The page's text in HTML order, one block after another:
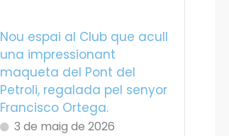
Nou espai al Club que acull
una impressionant
maqueta del Pont del
Petroli, regalada pel senyor
Francisco Ortega.
3 de maig de 2026